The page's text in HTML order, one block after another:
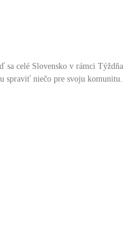
sa celé Slovensko v rámci Týždňa
spraviť niečo pre svoju komunitu.